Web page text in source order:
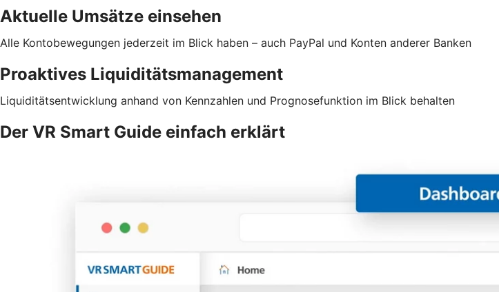
Aktuelle Umsätze einsehen
Alle Kontobewegungen jederzeit im Blick haben – auch PayPal und Konten anderer Banken
Proaktives Liquiditätsmanagement
Liquiditätsentwicklung anhand von Kennzahlen und Prognosefunktion im Blick behalten
Der VR Smart Guide einfach erklärt